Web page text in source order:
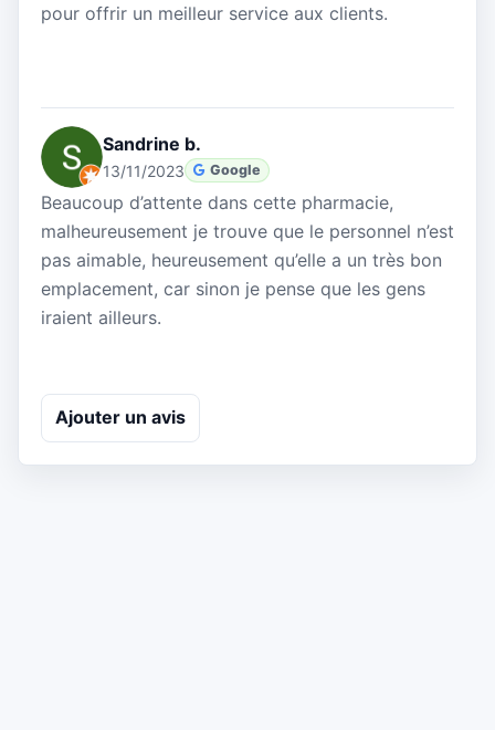
pour offrir un meilleur service aux clients.
Sandrine b.
13/11/2023 Google
Beaucoup d’attente dans cette pharmacie,
malheureusement je trouve que le personnel n’est
pas aimable, heureusement qu’elle a un très bon
emplacement, car sinon je pense que les gens
iraient ailleurs.
Ajouter un avis